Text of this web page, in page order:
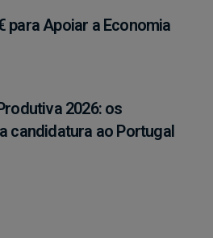
para Apoiar a Economia
2026: os
candidatura ao Portugal